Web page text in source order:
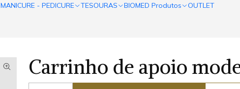
MANICURE - PEDICURE TESOURAS BIOMED Produtos OUTLET
Carrinho de apoio